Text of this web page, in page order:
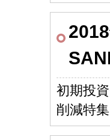
初期投
削減特集